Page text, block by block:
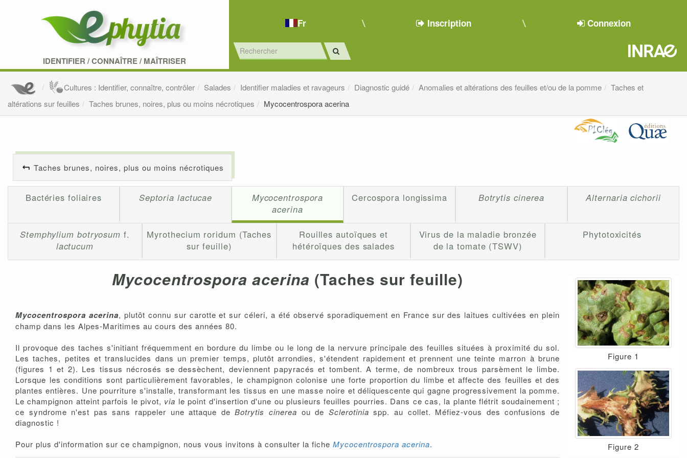
IDENTIFIER /CONNAÎTRE/MAÎTRISER
Fr Inscription Connexion
Cultures : Identifier, connaître, contrôler Salades Identifier maladies et ravageurs Diagnostic guidé Anomalies et altérations des feuilles et/ou de la pomme
Taches et
altérations sur feuilles
Taches brunes, noires, plus ou moins nécrotiques Mycocentrospora acerina
Taches brunes, noires, plus ou moins nécrotiques
Bactéries foliaires Septoria lactucae
Mycocentrospora
acerina
Cercospora longissima Botrytis cinerea Alternaria cichorii
Stemphylium botryosum f.
lactucum
Myrothecium roridum (Taches
sur feuille)
Rouilles autoïques et
hétéroïques des salades
Virus de la maladie bronzée
de la tomate (TSWV)
Phytotoxicités
Mycocentrospora acerina (Taches sur feuille)
Mycocentrospora acerina, plutôt connu sur carotte et sur céleri, a été observé sporadiquement en France sur des laitues cultivées en plein
champ dans les Alpes-Maritimes au cours des années 80.
Il provoque des taches s'initiant fréquemment en bordure du limbe ou le long de la nervure principale des feuilles situées à proximité du sol.
Les taches, petites et translucides dans un premier temps, plutôt arrondies, s'étendent rapidement et prennent une teinte marron à brune
(figures 1 et 2). Les tissus nécrosés se dessèchent, deviennent papyracés et tombent. A terme, de nombreux trous parsèment le limbe.
Lorsque les conditions sont particulièrement favorables, le champignon colonise une forte proportion du limbe et affecte des feuilles et des
plantes entières. Une pourriture s'installe, transformant les tissus en une masse noire et déliquescente qui gagne progressivement la pomme.
Le champignon atteint parfois le pivot, via le point d'insertion d'une ou plusieurs feuilles pourries. Dans ce cas, la plante flétrit soudainement ;
ce syndrome n'est pas sans rappeler une attaque deBotrytis cinerea ou de Sclerotinia spp. au collet. Méfiez-vous des confusions de
diagnostic !
Pour plus d'information sur ce champignon, nous vous invitons à consulter la fiche Mycocentrospora acerina.
Figure 1
Figure 2